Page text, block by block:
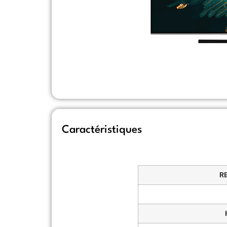
Caractéristiques